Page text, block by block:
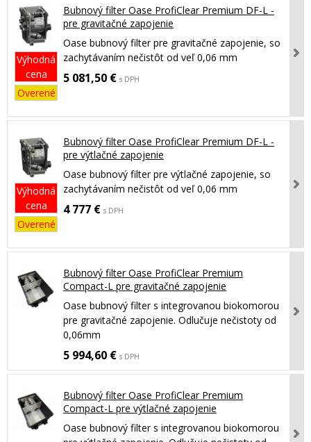
Výhodná
cena
Overené
Bubnový filter Oase ProfiClear Premium DF-L -
pre gravitačné zapojenie
Oase bubnový filter pre gravitačné zapojenie, so
zachytávaním nečistôt od veľ 0,06 mm
5 081,50 € s DPH
Výhodná
cena
Overené
Bubnový filter Oase ProfiClear Premium DF-L -
pre výtlačné zapojenie
Oase bubnový filter pre výtlačné zapojenie, so
zachytávaním nečistôt od veľ 0,06 mm
4 777 € s DPH
Bubnový filter Oase ProfiClear Premium
Compact-L pre gravitačné zapojenie
Oase bubnový filter s integrovanou biokomorou
pre gravitačné zapojenie. Odlučuje nečistoty od
0,06mm
5 994,60 € s DPH
Bubnový filter Oase ProfiClear Premium
Compact-L pre výtlačné zapojenie
Oase bubnový filter s integrovanou biokomorou